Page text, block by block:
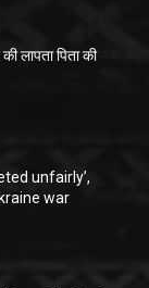
लापता पिता की
unfairly’,
war